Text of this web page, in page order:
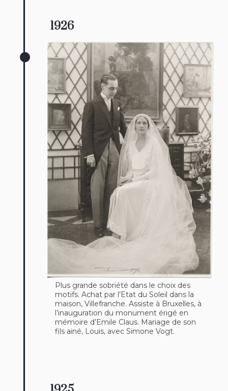
1926
Plus grande sobriété dans le choix des
motifs. Achat par l’Etat du Soleil dans la
maison, Villefranche. Assiste à Bruxelles, à
l’inauguration du monument érigé en
mémoire d’Emile Claus. Mariage de son
fils ainé, Louis, avec Simone Vogt.